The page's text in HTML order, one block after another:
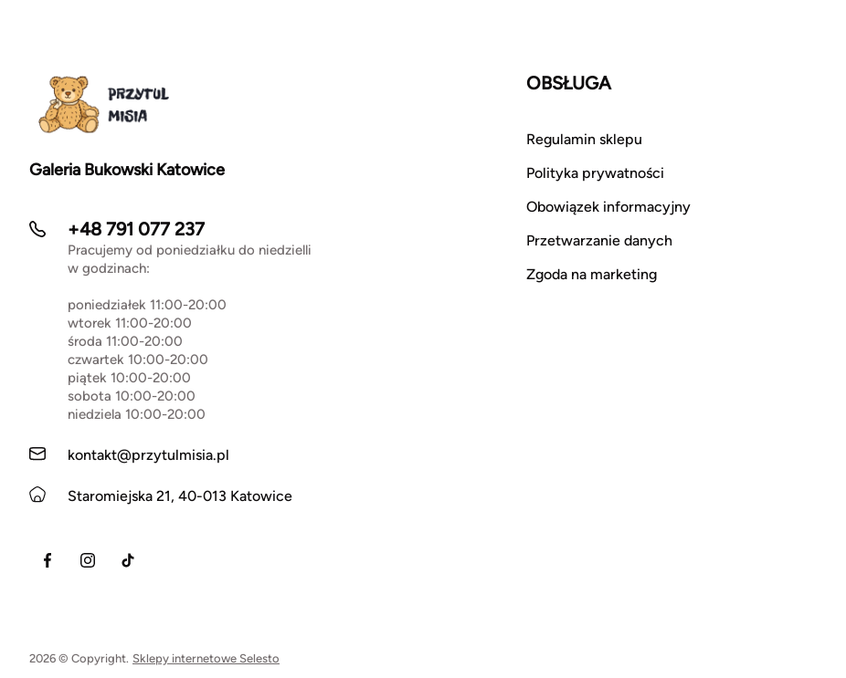
Galeria Bukowski Katowice
+48 791 077 237
Pracujemy od poniedziałku do niedzielli
w godzinach:
poniedziałek 11:00-20:00
wtorek 11:00-20:00
środa 11:00-20:00
czwartek 10:00-20:00
piątek 10:00-20:00
sobota 10:00-20:00
niedziela 10:00-20:00
kontakt@przytulmisia.pl
Staromiejska 21, 40-013 Katowice
OBSŁUGA
Regulamin sklepu
Polityka prywatności
Obowiązek informacyjny
Przetwarzanie danych
Zgoda na marketing
2026 © Copyright. Sklepy internetowe Selesto